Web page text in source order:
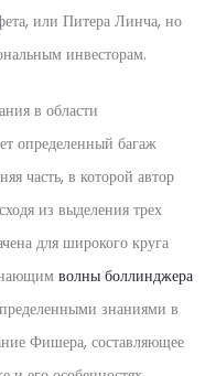
или Питера Линча, но
инвесторам.
в области
определенный багаж
часть, в которой автор
из выделения трех
для широкого круга
волны боллинджера
знаниями в
Фишера, составляющее